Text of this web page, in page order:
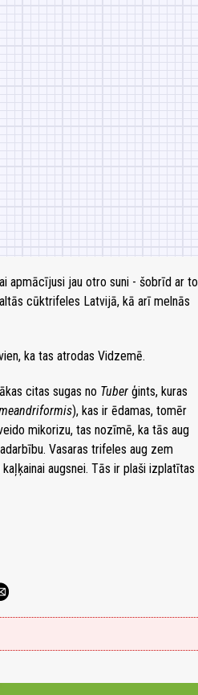
apmācījusi jau otro suni - šobrīd ar to
cūktrifeles Latvijā, kā arī melnās
ka tas atrodas Vidzemē.
citas sugas no Tuber ģints, kuras
), kas ir ēdamas, tomēr
mikorizu, tas nozīmē, ka tās aug
Vasaras trifeles aug zem
augsnei. Tās ir plaši izplatītas